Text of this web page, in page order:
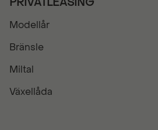
PRIVATLEASING
Modellår
Bränsle
Miltal
Växellåda